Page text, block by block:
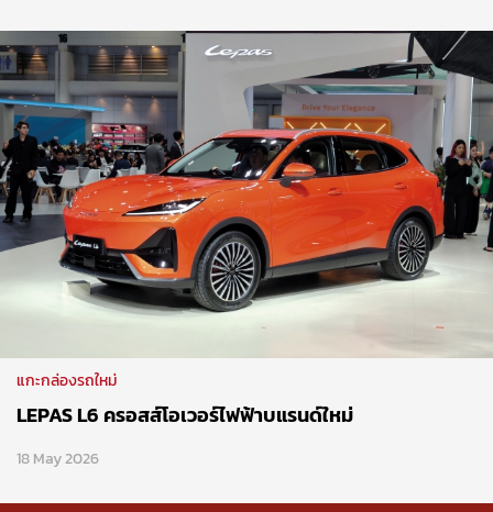
แกะกล่องรถใหม่
LEPAS L6 ครอสส์โอเวอร์ไฟฟ้าบแรนด์ใหม่
18 May 2026